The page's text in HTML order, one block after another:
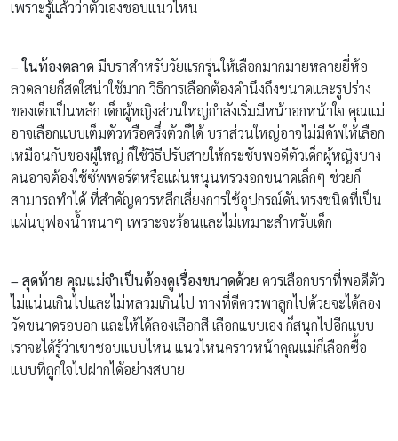
เพราะรู้แล้วว่าตัวเองชอบแนวไหน
– ในท้องตลาด มีบราสำหรับวัยแรกรุ่นให้เลือกมากมายหลายยี่ห้อ
ลวดลายก็สดใสน่าใช้มาก วิธีการเลือกต้องคำนึงถึงขนาดและรูปร่าง
ของเด็กเป็นหลัก เด็กผู้หญิงส่วนใหญ่กำลังเริ่มมีหน้าอกหน้าใจ คุณแม่
อาจเลือกแบบเต็มตัวหรือครึ่งตัวก็ได้ บราส่วนใหญ่อาจไม่มีคัพให้เลือก
เหมือนกับของผู้ใหญ่ ก็ใช้วิธีปรับสายให้กระชับพอดีตัวเด็กผู้หญิงบาง
คนอาจต้องใช้ซัพพอร์ตหรือแผ่นหนุนทรวงอกขนาดเล็กๆ ช่วยก็
สามารถทำได้ ที่สำคัญควรหลีกเลี่ยงการใช้อุปกรณ์ดันทรงชนิดที่เป็น
แผ่นบุฟองน้ำหนาๆ เพราะจะร้อนและไม่เหมาะสำหรับเด็ก
– สุดท้าย คุณแม่จำเป็นต้องดูเรื่องขนาดด้วย ควรเลือกบราที่พอดีตัว
ไม่แน่นเกินไปและไม่หลวมเกินไป ทางที่ดีควรพาลูกไปด้วยจะได้ลอง
วัดขนาดรอบอก และให้ได้ลองเลือกสี เลือกแบบเอง ก็สนุกไปอีกแบบ
เราจะได้รู้ว่าเขาชอบแบบไหน แนวไหนคราวหน้าคุณแม่ก็เลือกซื้อ
แบบที่ถูกใจไปฝากได้อย่างสบาย